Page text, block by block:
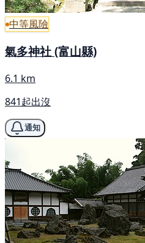
中等風險
氣多神社 (富山縣)
6.1 km
841起出沒
通知